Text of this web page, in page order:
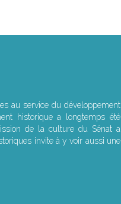
au service du développement
historique a longtemps été
de la culture du Sénat a
invite à y voir aussi une